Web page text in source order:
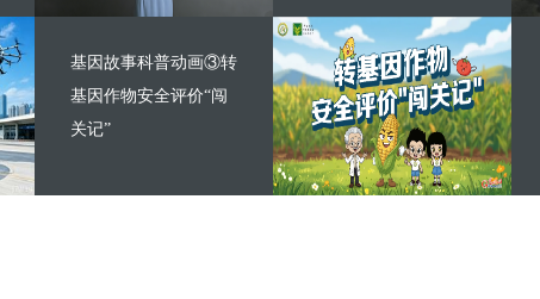
基因故事科普动画③转
基因作物安全评价“闯
关记”